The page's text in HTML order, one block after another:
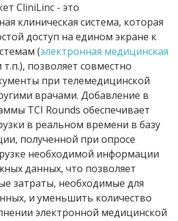
CliniLinc - это
клиническая система, которая
доступ на едином экране к
(электронная медицинская
т.п.), позволяет совместно
при телемедицинской
врачами. Добавление в
TCI Rounds обеспечивает
в реальном времени в базу
полученной при опросе
необходимой информации
данных, что позволяет
затраты, необходимые для
и уменьшить количество
электронной медицинской